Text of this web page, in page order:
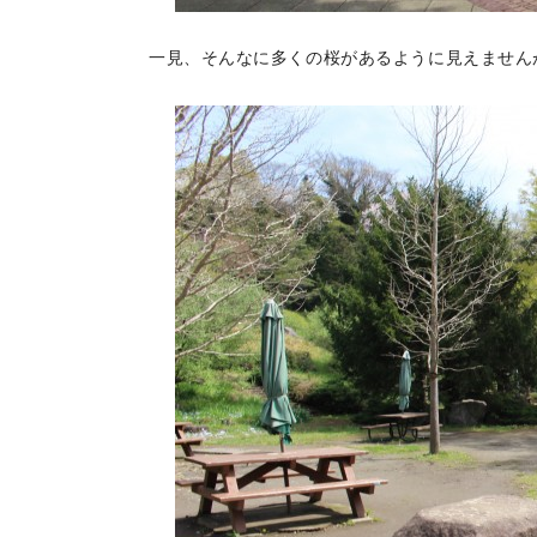
一見、そんなに多くの桜があるように見えません